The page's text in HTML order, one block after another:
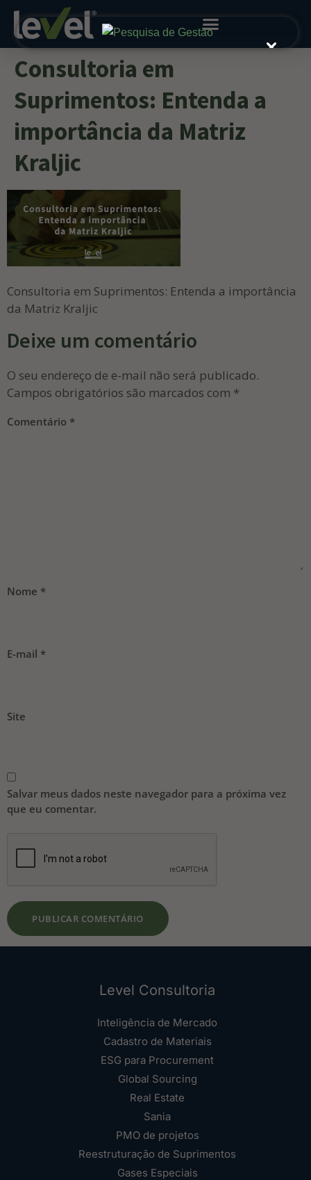
Consultoria em
Suprimentos: Entenda a
importância da Matriz
Kraljic
Consultoria em Suprimentos: Entenda a importância
da Matriz Kraljic
Deixe um comentário
O seu endereço de e-mail não será publicado.
Campos obrigatórios são marcados com *
Comentário *
Nome *
E-mail *
Site
Salvar meus dados neste navegador para a próxima vez
que eu comentar.
Level Consultoria
Inteligência de Mercado
Cadastro de Materiais
ESG para Procurement
Global Sourcing
Real Estate
Sania
PMO de projetos
Reestruturação de Suprimentos
Gases Especiais